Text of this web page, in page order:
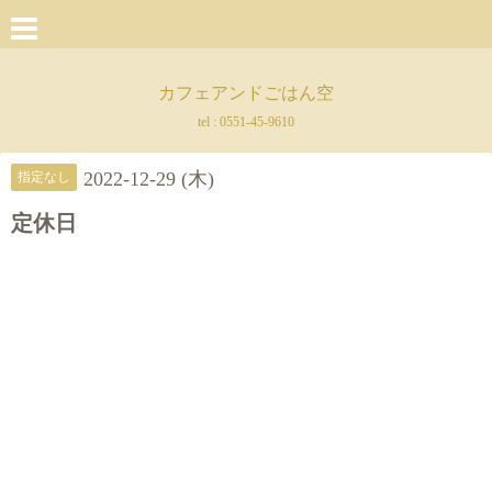
カフェアンドごはん空
tel : 0551-45-9610
指定なし 2022-12-29 (木)
定休日